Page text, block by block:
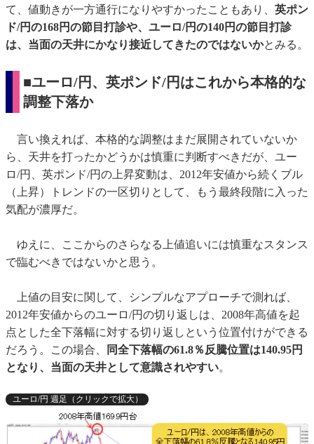
て、値動きが一方通行になりやすかったこともあり、 英ポン
ド/円の168円の節目打診や、ユーロ/円の140円の節目打診
は、当面の天井にかなり接近してきたのではないかとみる。
■ユーロ/円、英ポンド/円はこれから本格的な
調整下落か
言い換えれば、本格的な調整はまだ展開されていないか
ら、天井を打ったかどうかは慎重に判断すべきだが、ユー
ロ/円、英ポンド/円の上昇変動は、2012年安値から続くブル
（上昇）トレンドの一区切りとして、もう最終段階に入った
気配が濃厚だ。
ゆえに、ここからのさらなる上値追いには慎重なスタンス
で臨むべきではないかと思う。
上値の目安に関して、シンプルなアプローチで測れば、
2012年安値からのユーロ/円の切り返しは、2008年高値を起
点とした全下落幅に対する切り返しという位置付けができる
だろう。この場合、
同全下落幅の61.8％反騰位置は140.95円
となり、当面の天井として意識されやすい。
ユーロ/円 週足（クリックで拡大）